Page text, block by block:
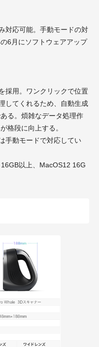
対応可能。手動モードの対
6月にソフトウェアアップ
採用。ワンクリックで位置
してくれるため、自動生成
る。煩雑なデータ処理作
格段に向上する。
手動モードで対応してい
以上、MacOS12 16G